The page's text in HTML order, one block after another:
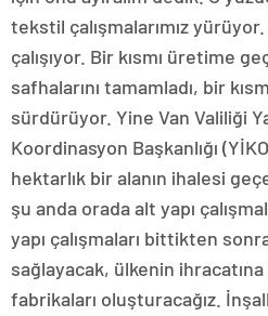
tekstil çalışmalarımız yürüyor.
çalışıyor. Bir kısmı üretime
safhalarını tamamladı, bir
sürdürüyor. Yine Van Valiliği
Koordinasyon Başkanlığı
hektarlık bir alanın ihalesi
şu anda orada alt yapı
yapı çalışmaları bittikten
sağlayacak, ülkenin
fabrikaları oluşturacağız.